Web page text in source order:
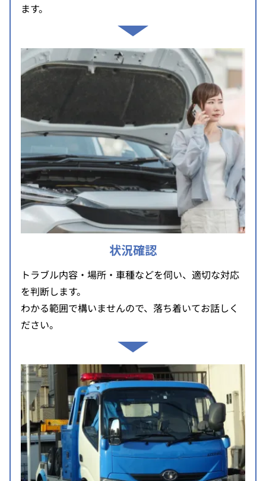
ます。
状況確認
トラブル内容・場所・車種などを伺い、適切な対応
を判断します。
わかる範囲で構いませんので、落ち着いてお話しく
ださい。